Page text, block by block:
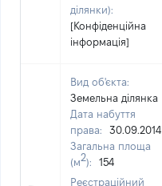
ділянки):
[Конфіденційна
інформація]
Вид об'єкта:
Земельна ділянка
Дата набуття
права:
30.09.2014
Загальна площа
(м2):
154
Реєстраційний